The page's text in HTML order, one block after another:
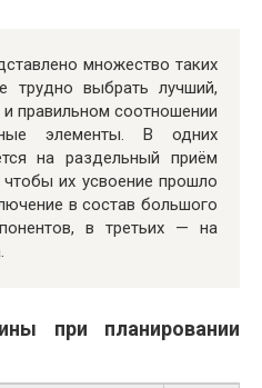
множество таких
трудно выбрать лучший,
правильном соотношении
элементы. В одних
на раздельный приём
их усвоение прошло
в состав большого
в третьих — на
при планировании